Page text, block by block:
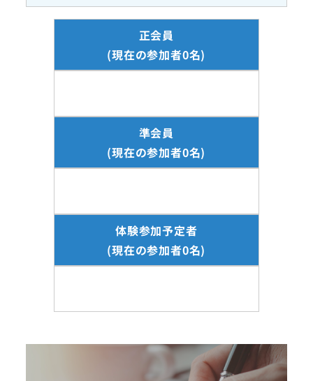
正会員
(現在の参加者0名)
準会員
(現在の参加者0名)
体験参加予定者
(現在の参加者0名)